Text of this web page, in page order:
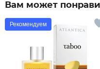
Вам может
Рекомендуем